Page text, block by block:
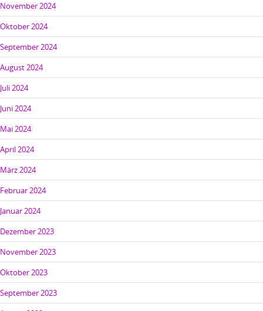
November 2024
Oktober 2024
September 2024
August 2024
Juli 2024
Juni 2024
Mai 2024
April 2024
März 2024
Februar 2024
Januar 2024
Dezember 2023
November 2023
Oktober 2023
September 2023